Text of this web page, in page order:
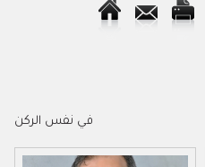
في نفس الركن